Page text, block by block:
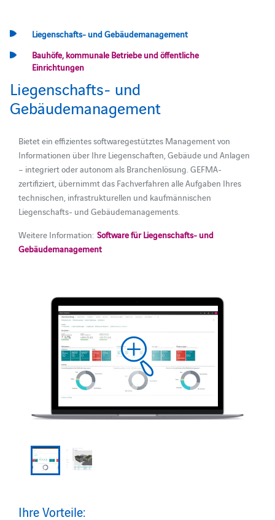
Liegenschafts- und Gebäudemanagement
Bauhöfe, kommunale Betriebe und öffentliche
Einrichtungen
Liegenschafts- und
Gebäudemanagement
Bietet ein effizientes softwaregestütztes Management von
Informationen über Ihre Liegenschaften, Gebäude und Anlagen
– integriert oder autonom als Branchenlösung. GEFMA-
zertifiziert, übernimmt das Fachverfahren alle Aufgaben Ihres
technischen, infrastrukturellen und kaufmännischen
Liegenschafts- und Gebäudemanagements.
Weitere Information:Software für Liegenschafts- und
Gebäudemanagement
Ihre Vorteile: